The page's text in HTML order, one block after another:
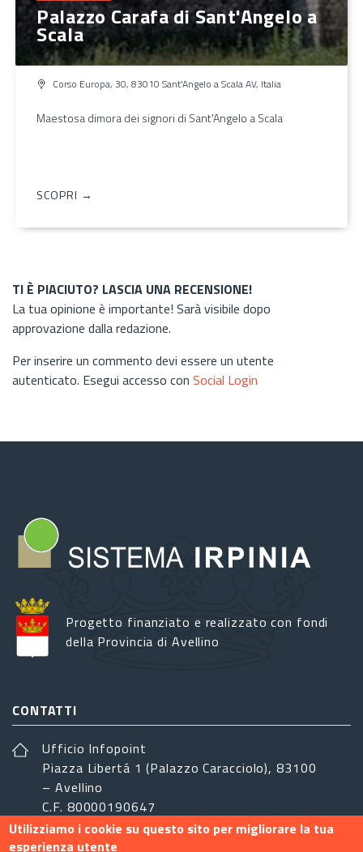
Palazzo Carafa di Sant'Angelo a
Scala
Corso Europa, 30, 83010 Sant'Angelo a Scala AV, Italia
Maestosa dimora dei signori di Sant'Angelo a Scala
SCOPRI →
TI È PIACIUTO? LASCIA UNA RECENSIONE!
La tua opinione è importante! Sarà visibile dopo
approvazione dalla redazione.
Per inserire un commento devi essere un utente
autenticato. Esegui accesso con Social Login
Progetto finanziato e realizzato con fondi
della Provincia di Avellino
CONTATTI
Ufficio Infopoint
Piazza Libertá 1 (Palazzo Caracciolo), 83100
– Avellino
C.F. 80000190647
sistemairpinia@provincia.avellino.it
Utilizziamo i cookie su questo sito per migliorare la tua
esperienza utente